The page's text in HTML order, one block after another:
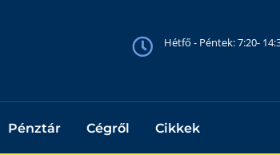
Hétfő - Péntek: 7:20-
Pénztár Cégről Cikkek